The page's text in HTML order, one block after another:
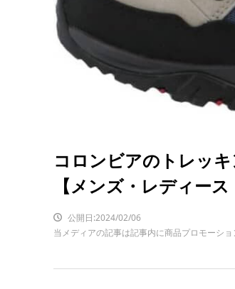
コロンビアのトレッ
【メンズ・レディース
公開日:2024/02/06
当メディアの記事は記事内に商品プロモーショ